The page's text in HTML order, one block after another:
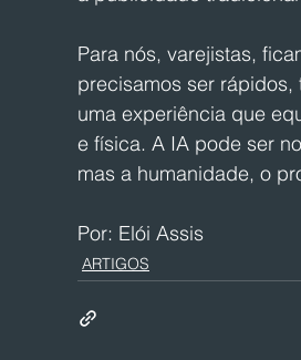
Para nós, varejistas,
precisamos ser
uma experiência que
e física. A IA pode ser
mas a humanidade, o
Por: Elói Assis
ARTIGOS